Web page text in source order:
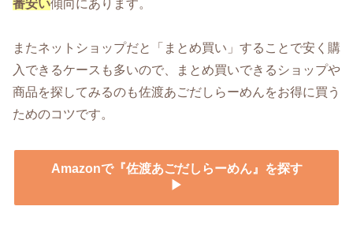
番安い傾向にあります。
またネットショップだと「まとめ買い」することで安く購
入できるケースも多いので、まとめ買いできるショップや
商品を探してみるのも佐渡あごだしらーめんをお得に買う
ためのコツです。
Amazonで『佐渡あごだしらーめん』を探す
▶